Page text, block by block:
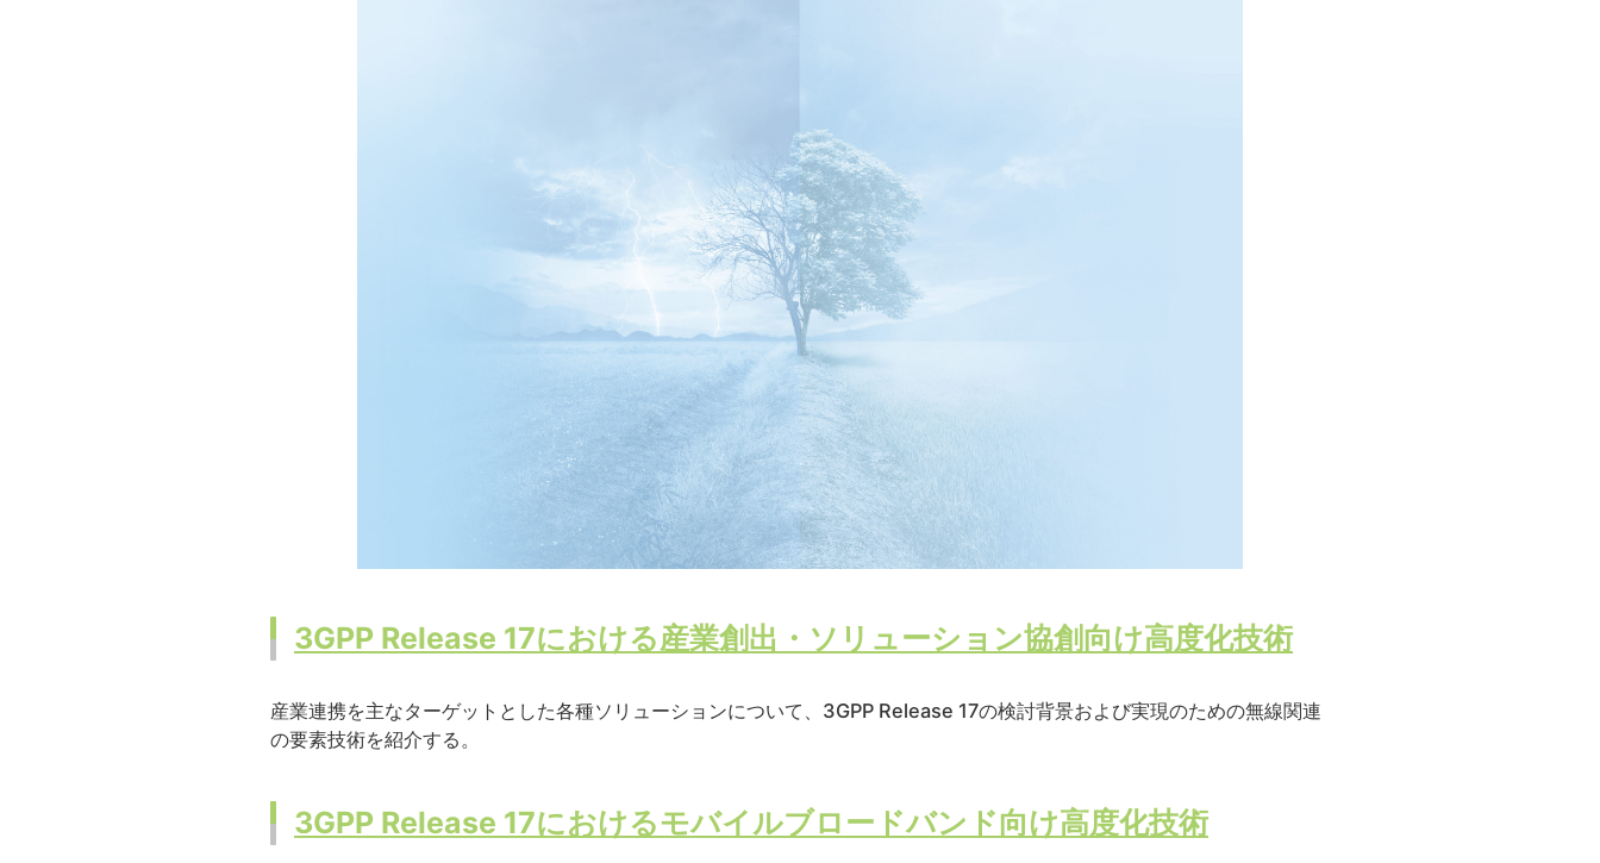
3GPP Release 17における産業創出・ソリューション協創向け高度化技術
産業連携を主なターゲットとした各種ソリューションについて、3GPP Release 17の検討背景および実現のための無線関連
の要素技術を紹介する。
3GPP Release 17におけるモバイルブロードバンド向け高度化技術